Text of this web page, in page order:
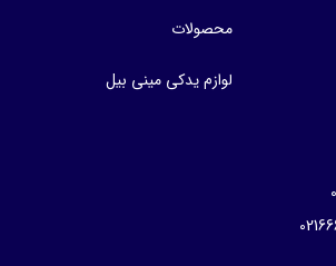
محصولات
لوازم یدکی مینی بیل